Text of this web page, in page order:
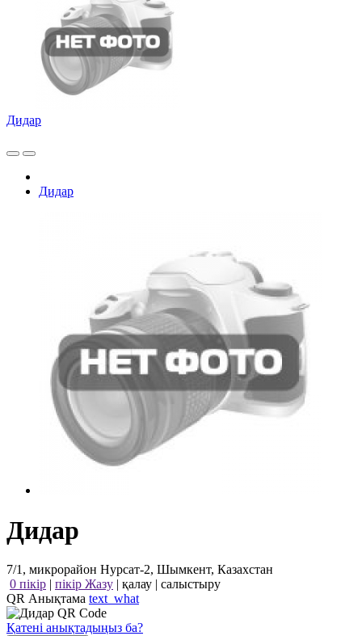
Дидар
Дидар
Дидар
7/1, микрорайон Нурсат-2, Шымкент, Казахстан
0 пікір | пікір Жазу | қалау | салыстыру
QR Анықтама text_what
Қатені анықтадыңыз ба?